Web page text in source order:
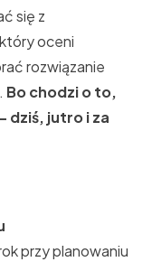
się z
oceni
rozwiązanie
Bo chodzi o to,
dziś, jutro i za
przy planowaniu